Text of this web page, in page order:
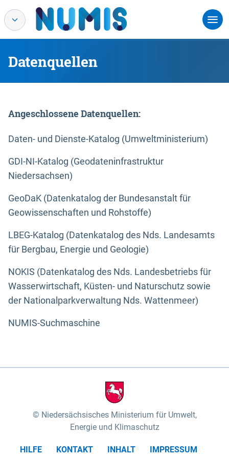
Datenquellen
Angeschlossene Datenquellen:
Daten- und Dienste-Katalog (Umweltministerium)
GDI-NI-Katalog (Geodateninfrastruktur
Niedersachsen)
GeoDaK (Datenkatalog der Bundesanstalt für
Geowissenschaften und Rohstoffe)
LBEG-Katalog (Datenkatalog des Nds. Landesamts
für Bergbau, Energie und Geologie)
NOKIS (Datenkatalog des Nds. Landesbetriebs für
Wasserwirtschaft, Küsten- und Naturschutz sowie
der Nationalparkverwaltung Nds. Wattenmeer)
NUMIS-Suchmaschine
Niedersächsisches Ministerium für Umwelt,
Energie und Klimaschutz
HILFE KONTAKT INHALT
IMPRESSUM